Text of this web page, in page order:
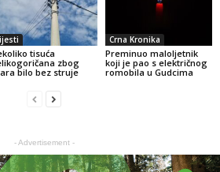
tisuća
zbog
bilo bez struje
Crna Kronika
Preminuo maloljetnik
koji je pao s električnog
romobila u Gudcima
- Advertisement -